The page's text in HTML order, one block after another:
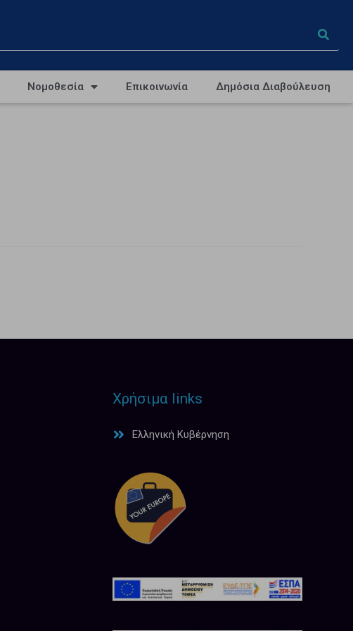
Νομοθεσία Επικοινωνία Δημόσια Διαβούλευση
Χρήσιμα links
Ελληνική Κυβέρνηση